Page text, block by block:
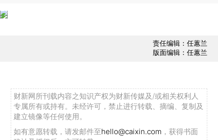
责任编辑：任蕙兰
版面编辑：任蕙兰
财新网所刊载内容之知识产权为财新传媒及/或相关权利人
专属所有或持有。未经许可，禁止进行转载、摘编、复制及
建立镜像等任何使用。
如有意愿转载，请发邮件至hello@caixin.com ，获得书面